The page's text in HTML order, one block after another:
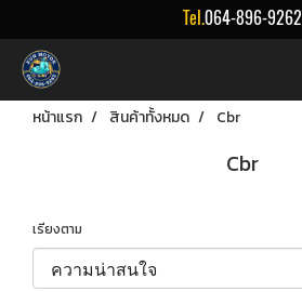
Tel.064-896-9262
หน้าแรก สินค้าทั้งหมด Cbr
Cbr
เรียงตาม